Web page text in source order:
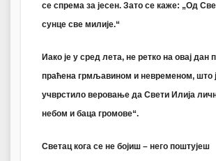
се спрема за јесен. Зато се каже: „Од
сунце све милије.“
Иако је у сред лета, не ретко на овај дан
праћена грмљавином и невременом, што
учврстило веровање да Свети Илија
небом и баца громове“.
Светац кога се не бојиш – него поштујеш